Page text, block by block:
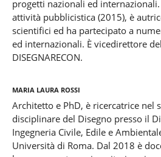
progetti nazionali ed internazionali.
attività pubblicistica (2015), è
scientifici ed ha partecipato a
ed internazionali. È vicedirettore
DISEGNARECON.
Maria Laura Rossi
Architetto e PhD, è ricercatrice nel
disciplinare del Disegno presso il
Ingegneria Civile, Edile e
Università di Roma. Dal 2018 è